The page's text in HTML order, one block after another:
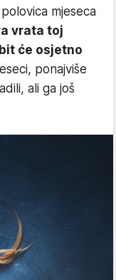
mjeseca
vrata toj
će osjetno
ponajviše
ali ga još